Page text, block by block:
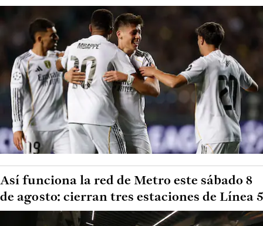
Así funciona la red de Metro este sábado 8
de agosto: cierran tres estaciones de Línea 5